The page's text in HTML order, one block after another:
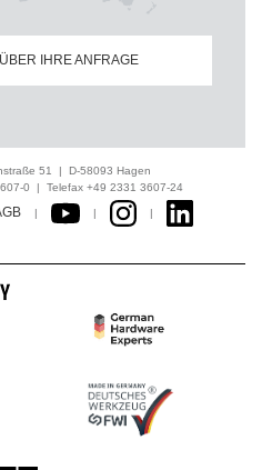
IHRE ANFRAGE
51 | D-58093 Hagen
0 | Telefax +49 2331 3607-24